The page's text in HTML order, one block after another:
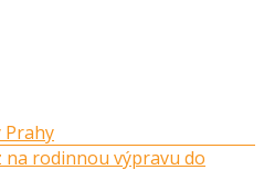
na rodinnou výpravu do